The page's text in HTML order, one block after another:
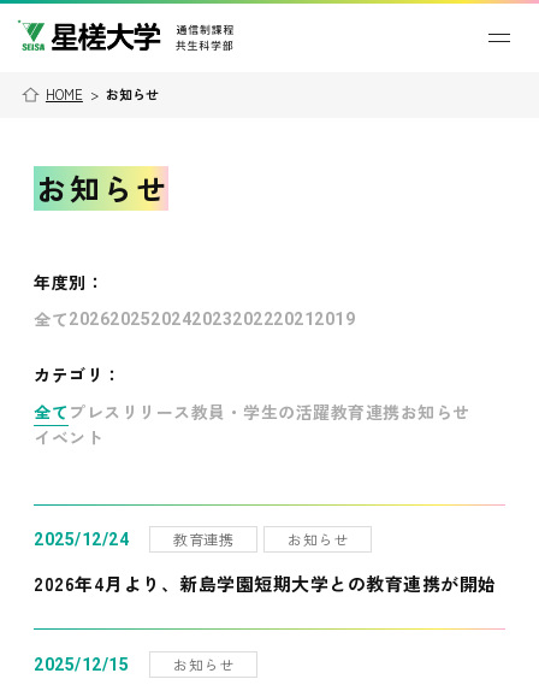
HOME > お知らせ
お知らせ
年度別 ：
全て202620252024202320222021 2019
カテゴリ：
全て プレスリリース教員・学生の活躍教育連携お知らせ
イベント
2025/12/24 教育連携 お知らせ
2026年4月より、新島学園短期大学との教育連携が開始
2025/12/15 お知らせ